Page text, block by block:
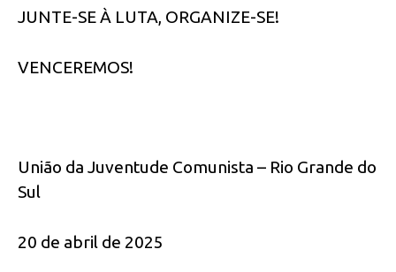
JUNTE-SE À LUTA, ORGANIZE-SE!
VENCEREMOS!
União da Juventude Comunista – Rio Grande do
Sul
20 de abril de 2025